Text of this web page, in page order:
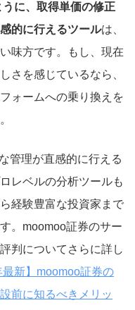
に、取得単価の修正
的に行えるツールは、
味方です。もし、現在
さを感じているなら、
ォームへの乗り換えを
管理が直感的に行える
レベルの分析ツールも
経験豊富な投資家まで
。moomoo証券のサー
判についてさらに詳し
最新】moomoo証券の
前に知るべきメリッ